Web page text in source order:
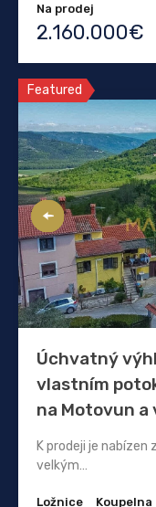
Na prodej
2.160.000€
Featured
Úchvatný
vlastním
na Motovun a
K prodeji je
velkým…
Ložnice
Koupelna